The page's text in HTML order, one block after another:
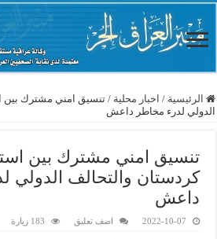
الرئيسية / اخبار محلية / تنسيق امني مشترك بين
الدولي لدرء مخاطر داعش
تنسيق امني مشترك بين
كردستان والتحالف الدولي
داعش
2022-10-07 اضف تعليق 183 زيارة